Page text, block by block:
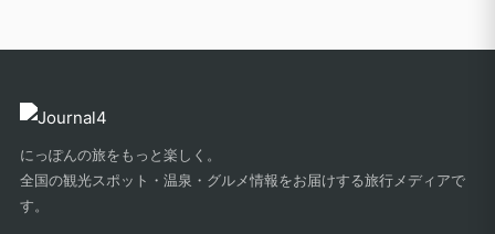
にっぽんの旅をもっと楽しく。
全国の観光スポット・温泉・グルメ情報をお届けする旅行メディアで
す。